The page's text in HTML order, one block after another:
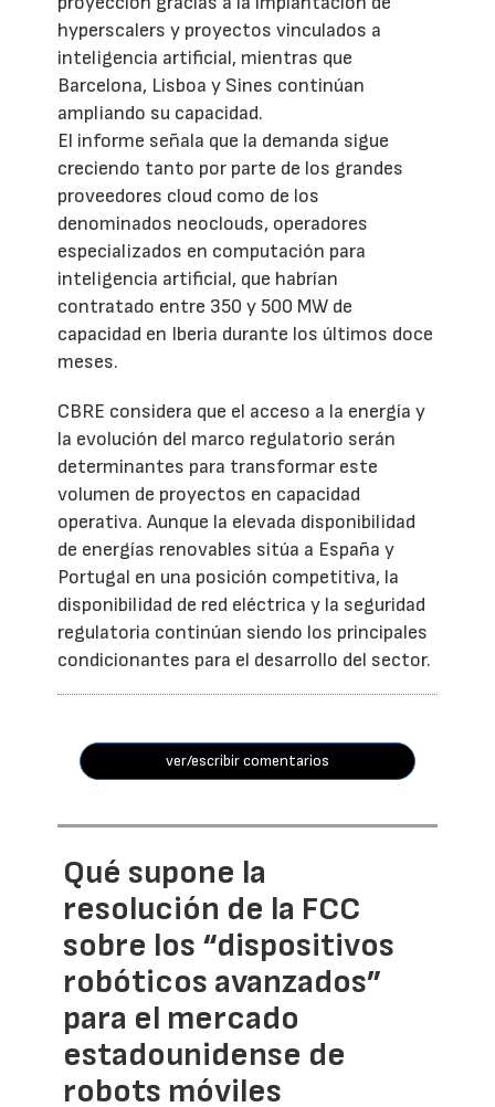
hyperscalers y proyectos vinculados a
inteligencia artificial, mientras que
Barcelona, Lisboa y Sines continúan
ampliando su capacidad.
El informe señala que la demanda sigue
creciendo tanto por parte de los grandes
proveedores cloud como de los
denominados neoclouds, operadores
especializados en computación para
inteligencia artificial, que habrían
contratado entre 350 y 500 MW de
capacidad en Iberia durante los últimos doce
meses.
CBRE considera que el acceso a la energía y
la evolución del marco regulatorio serán
determinantes para transformar este
volumen de proyectos en capacidad
operativa. Aunque la elevada disponibilidad
de energías renovables sitúa a España y
Portugal en una posición competitiva, la
disponibilidad de red eléctrica y la seguridad
regulatoria continúan siendo los principales
condicionantes para el desarrollo del sector.
ver/escribir comentarios
Qué supone la
resolución de la FCC
sobre los “dispositivos
robóticos avanzados”
para el mercado
estadounidense de
robots móviles